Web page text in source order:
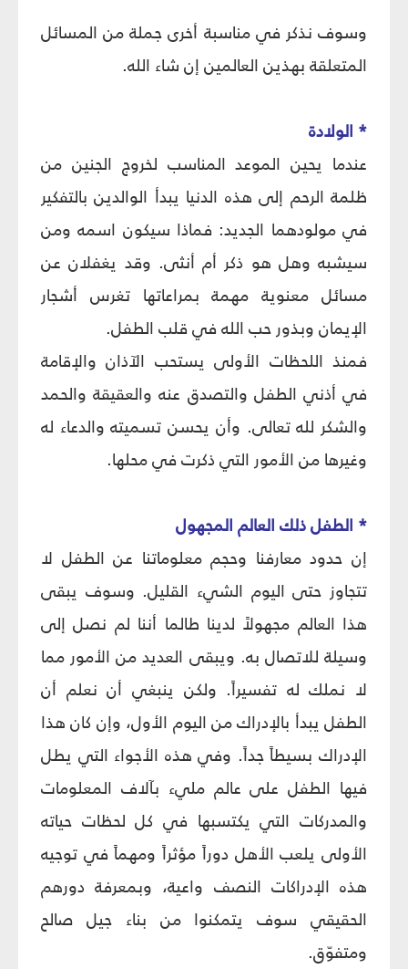
وسوف نذكر في مناسبة أخرى جملة من المسائل
المتعلقة بهذين العالمين إن شاء الله.
* الولادة
عندما يحين الموعد المناسب لخروج الجنين من
ظلمة الرحم إلى هذه الدنيا يبدأ الوالدين بالتفكير
في مولودهما الجديد: فماذا سيكون اسمه ومن
سيشبه وهل هو ذكر أم أنثى. وقد يغفلان عن
مسائل معنوية مهمة بمراعاتها تغرس أشجار
الإيمان وبذور حب الله في قلب الطفل.
فمنذ اللحظات الأولى يستحب الآذان والإقامة
في أذني الطفل والتصدق عنه والعقيقة والحمد
والشكر لله تعالى. وأن يحسن تسميته والدعاء له
وغيرها من الأمور التي ذكرت في محلها.
* الطفل ذلك العالم المجهول
إن حدود معارفنا وحجم معلوماتنا عن الطفل لا
تتجاوز حتى اليوم الشيء القليل. وسوف يبقى
هذا العالم مجهولاً لدينا طالما أننا لم نصل إلى
وسيلة للاتصال به. ويبقى العديد من الأمور مما
لا نملك له تفسيراً. ولكن ينبغي أن نعلم أن
الطفل يبدأ بالإدراك من اليوم الأول، وإن كان هذا
الإدراك بسيطاً جداً. وفي هذه الأجواء التي يطل
فيها الطفل على عالم مليء بآلاف المعلومات
والمدركات التي يكتسبها في كل لحظات حياته
الأولى يلعب الأهل دوراً مؤثراً ومهماً في توجيه
هذه الإدراكات النصف واعية، وبمعرفة دورهم
الحقيقي سوف يتمكنوا من بناء جيل صالح
ومتفوّق.